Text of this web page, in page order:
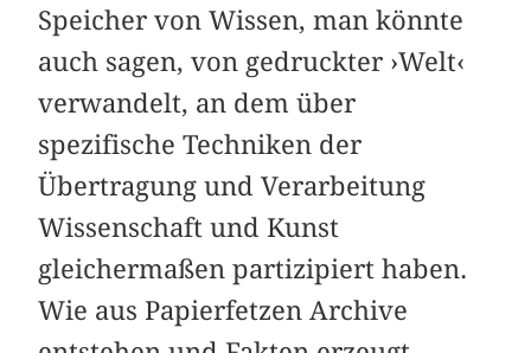
Speicher von Wissen, man könnte
auch sagen, von gedruckter ›Welt‹
verwandelt, an dem über
spezifische Techniken der
Übertragung und Verarbeitung
Wissenschaft und Kunst
gleichermaßen partizipiert haben.
Wie aus Papierfetzen Archive